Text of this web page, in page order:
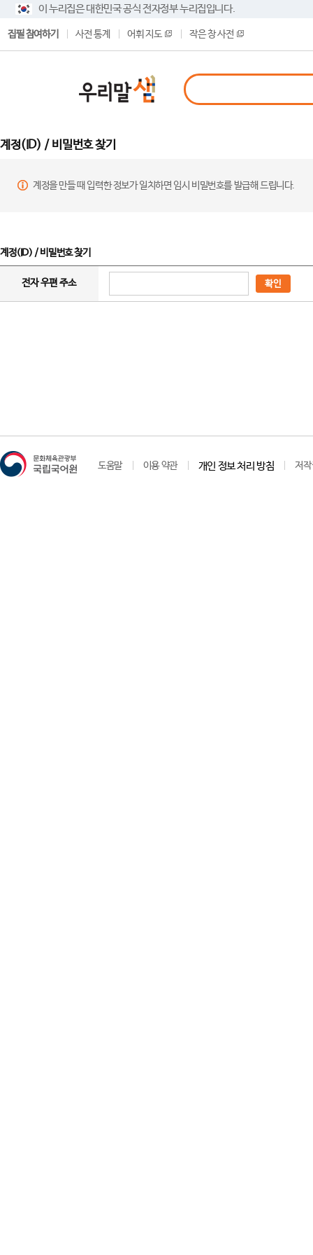
이 누리집은 대한민국 공식 전자정부 누리집입니다.
집필 참여하기 사전 통계 어휘 지도 작은 창 사전
계정(ID) / 비밀번호 찾기
계정을 만들 때 입력한 정보가 일치하면 임시 비밀번호를 발급해 드립니다.
계정(ID) / 비밀번호 찾기
전자 우편 주소 확인
도움말 이용 약관 개인 정보 처리 방침 저